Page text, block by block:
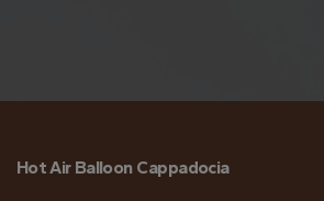
Hot Air Balloon Cappadocia